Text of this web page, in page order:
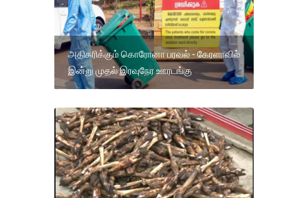
அதிகரிக்கும் கொரோனா பரவல் - கேரளாவில்
இன்று முதல் இரவுநேர ஊரடங்கு